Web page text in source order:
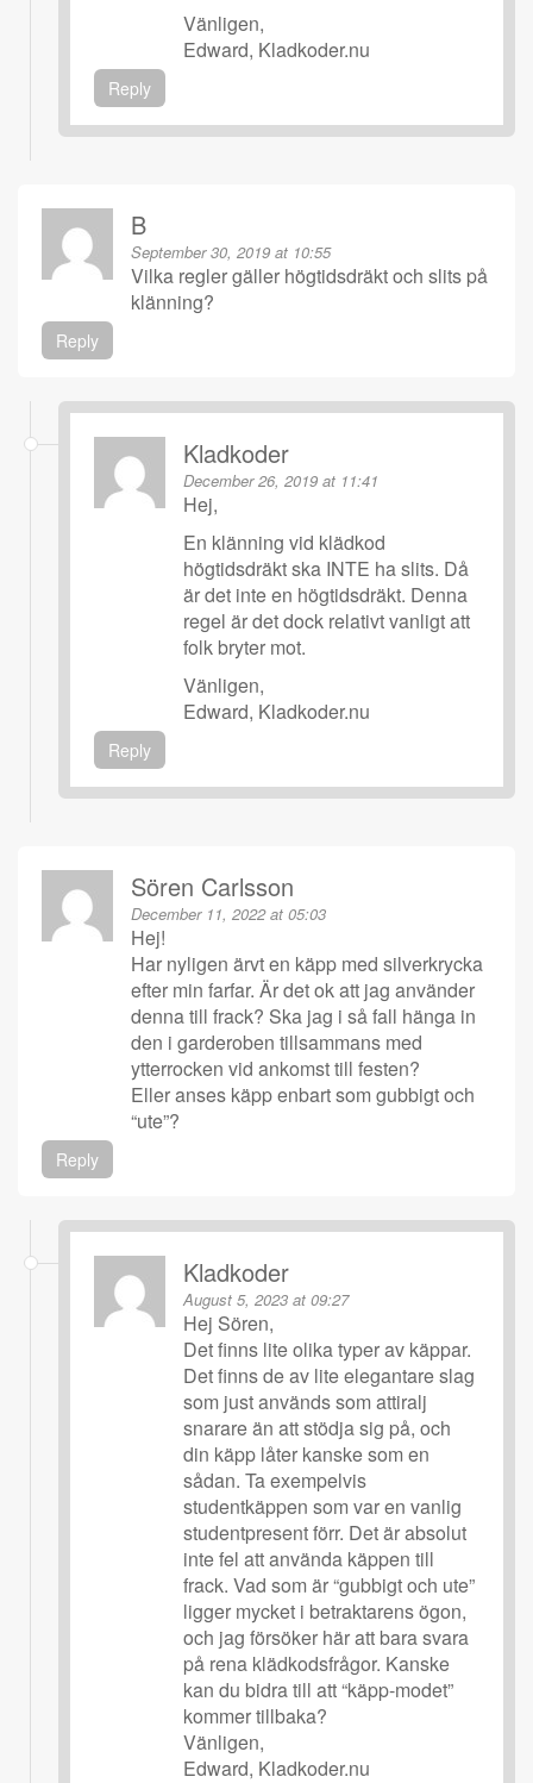
Vänligen,
Edward, Kladkoder.nu
Reply
B
September 30, 2019 at 10:55
Vilka regler gäller högtidsdräkt och slits på
klänning?
Reply
Kladkoder
December 26, 2019 at 11:41
Hej,
En klänning vid klädkod
högtidsdräkt ska INTE ha slits. Då
är det inte en högtidsdräkt. Denna
regel är det dock relativt vanligt att
folk bryter mot.
Vänligen,
Edward, Kladkoder.nu
Reply
Sören Carlsson
December 11, 2022 at 05:03
Hej!
Har nyligen ärvt en käpp med silverkrycka
efter min farfar. Är det ok att jag använder
denna till frack? Ska jag i så fall hänga in
den i garderoben tillsammans med
ytterrocken vid ankomst till festen?
Eller anses käpp enbart som gubbigt och
“ute”?
Reply
Kladkoder
August 5, 2023 at 09:27
Hej Sören,
Det finns lite olika typer av käppar.
Det finns de av lite elegantare slag
som just används som attiralj
snarare än att stödja sig på, och
din käpp låter kanske som en
sådan. Ta exempelvis
studentkäppen som var en vanlig
studentpresent förr. Det är absolut
inte fel att använda käppen till
frack. Vad som är “gubbigt och ute”
ligger mycket i betraktarens ögon,
och jag försöker här att bara svara
på rena klädkodsfrågor. Kanske
kan du bidra till att “käpp-modet”
kommer tillbaka?
Vänligen,
Edward, Kladkoder.nu